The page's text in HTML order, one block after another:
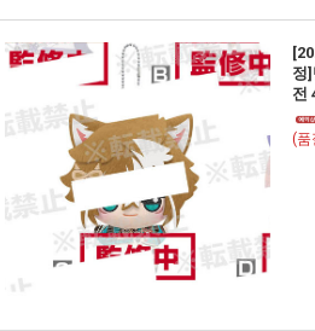
정
전
(품